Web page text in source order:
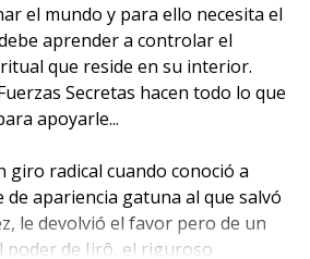
el mundo y para ello necesita el
aprender a controlar el
que reside en su interior.
Secretas hacen todo lo que
apoyarle...
giro radical cuando conoció a
apariencia gatuna al que salvó
le devolvió el favor pero de un
poder de Jirô, el riguroso